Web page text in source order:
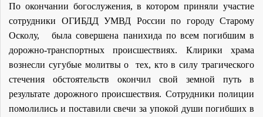
По окончании богослужения, в котором приняли участие
сотрудники ОГИБДД УМВД России по городу Старому
Осколу, была совершена панихида по всем погибшим в
дорожно-транспортных происшествиях. Клирики храма
вознесли сугубые молитвы о тех, кто в силу трагического
стечения обстоятельств окончил свой земной путь в
результате дорожного происшествия. Сотрудники полиции
помолились и поставили свечи за упокой души погибших в